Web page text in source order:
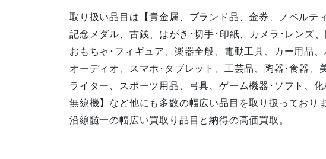
取り扱い品目は【貴金属、ブランド品、金券、ノベルテ
記念メダル、古銭、はがき･切手･印紙、カメラ･レンズ
おもちゃ･フィギュア、楽器全般、電動工具、カー用品
オーディオ、スマホ･タブレット、工芸品、陶器･食器、
ライター、スポーツ用品、弓具、ゲーム機器･ソフト、化
無線機】など他にも多数の幅広い品目を取り扱っておりま
沿線髄一の幅広い買取り品目と納得の高価買取。